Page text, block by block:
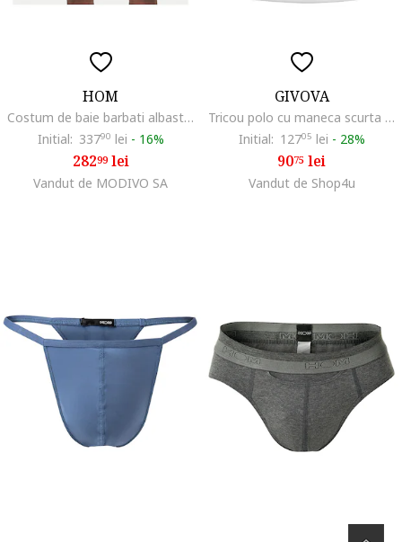
HOM
Costum de baie barbati albastru
Initial: 33790 lei - 16%
28299lei
Vandut de MODIVO SA
GIVOVA
Tricou polo cu maneca scurta MA026, Alb
Initial: 12705 lei - 28%
9075 lei
Vandut de Shop4u